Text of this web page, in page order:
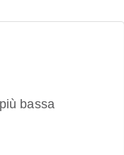
bassa